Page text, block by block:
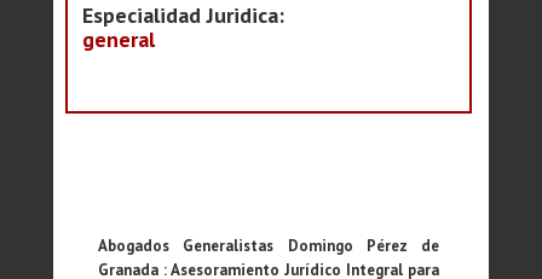
Especialidad Juridica:
general
Abogados Generalistas Domingo Pérez de
Granada : Asesoramiento Jurídico Integral para